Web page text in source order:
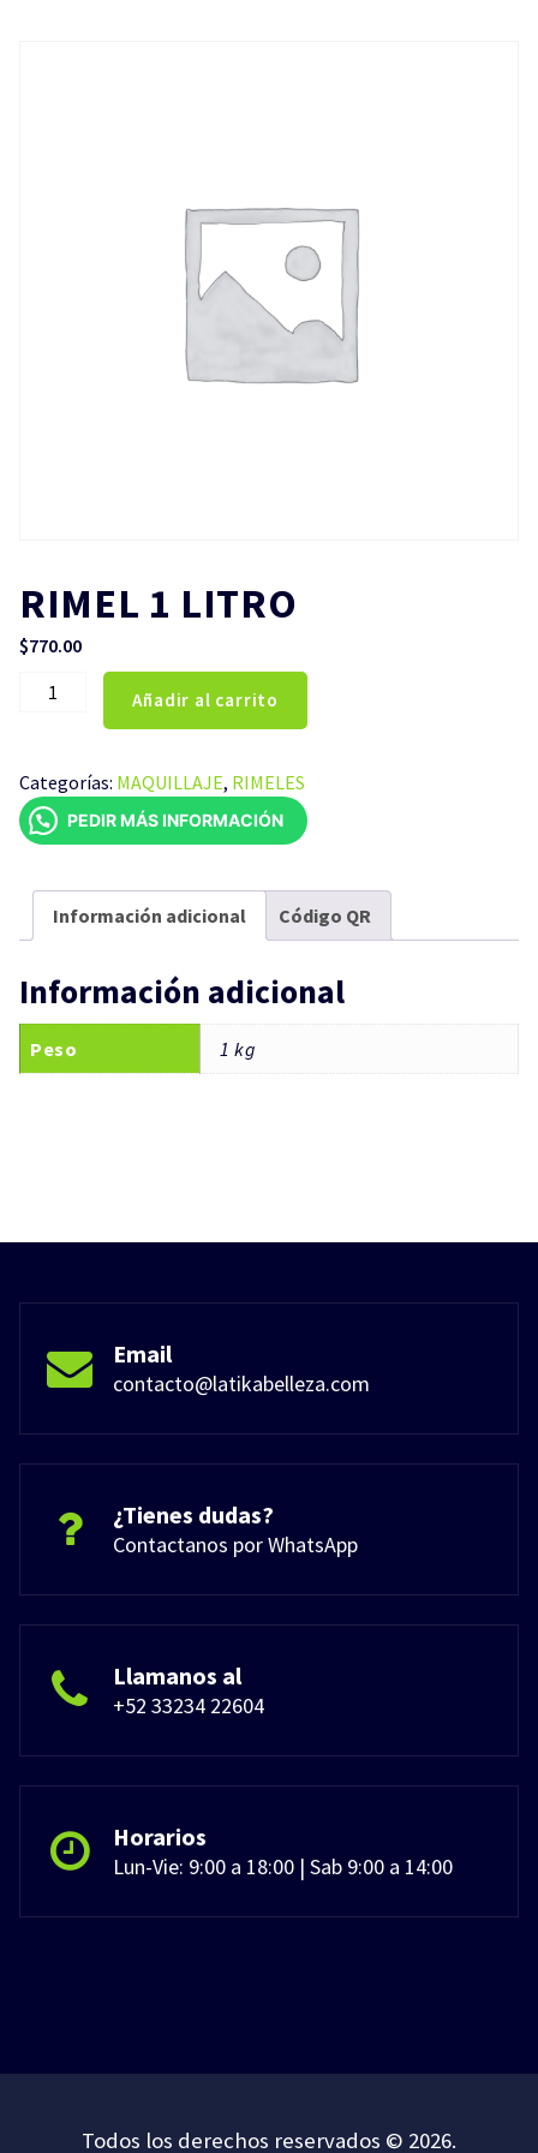
RIMEL 1 LITRO
$770.00
RIMEL
cantidad
Añadir al carrito
Categorías: MAQUILLAJE, RIMELES
PEDIR MÁS INFORMACIÓN
Información adicional Código QR
Información adicional
Peso 1 kg
Email
contacto@latikabelleza.com
¿Tienes dudas?
Contactanos por WhatsApp
Llamanos al
+52 33234 22604
Horarios
Lun-Vie: 9:00 a 18:00 | Sab 9:00 a 14:00
Todos los derechos reservados © 2026.